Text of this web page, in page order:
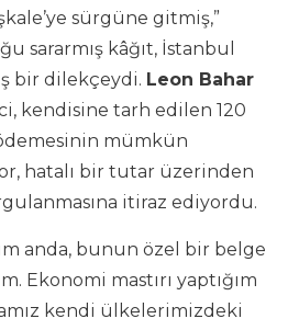
sürgüne gitmiş,”
sararmış kâğıt, İstanbul
bir dilekçeydi. Leon Bahar
kendisine tarh edilen 120
mümkün
hatalı bir tutar üzerinden
itiraz ediyordu.
anda, bunun özel bir belge
Ekonomi mastırı yaptığım
kendi ülkelerimizdeki